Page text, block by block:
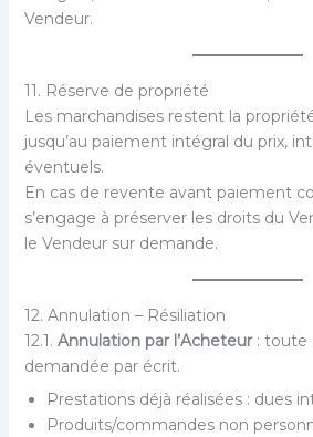
Vendeur.
11. Réserve de propriété
Les marchandises restent la
jusqu’au paiement intégral du prix,
éventuels.
En cas de revente avant paiement
s’engage à préserver les droits du
le Vendeur sur demande.
12. Annulation – Résiliation
12.1. Annulation par l’Acheteur: toute
demandée par écrit.
Prestations déjà réalisées : dues
Produits/commandes non